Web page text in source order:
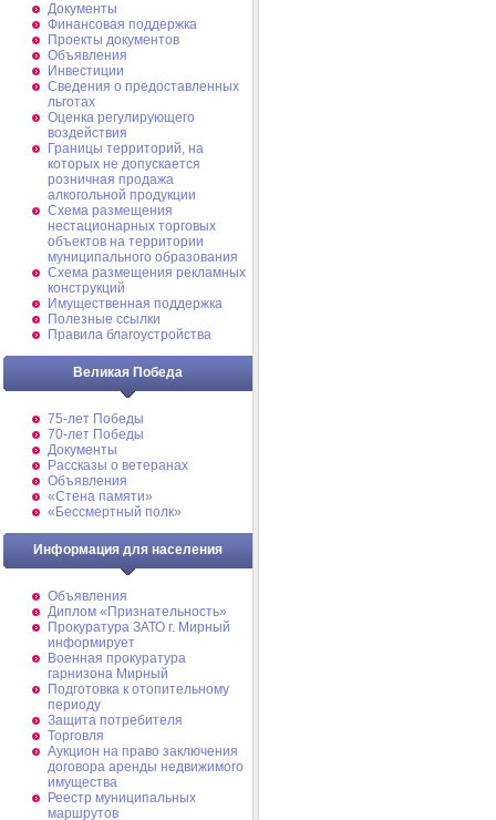
Документы
Финансовая поддержка
Проекты документов
Объявления
Инвестиции
Сведения о предоставленных
льготах
Оценка регулирующего
воздействия
Границы территорий, на
которых не допускается
розничная продажа
алкогольной продукции
Схема размещения
нестационарных торговых
объектов на территории
муниципального образования
Схема размещения рекламных
конструкций
Имущественная поддержка
Полезные ссылки
Правила благоустройства
Великая Победа
75-лет Победы
70-лет Победы
Документы
Рассказы о ветеранах
Объявления
«Стена памяти»
«Бессмертный полк»
Информация для населения
Объявления
Диплом «Признательность»
Прокуратура ЗАТО г. Мирный
информирует
Военная прокуратура
гарнизона Мирный
Подготовка к отопительному
периоду
Защита потребителя
Торговля
Аукцион на право заключения
договора аренды недвижимого
имущества
Реестр муниципальных
маршрутов